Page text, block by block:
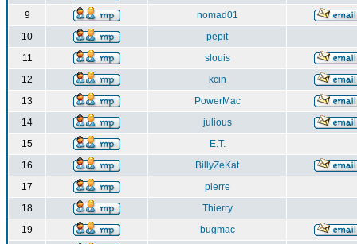
9
nomad01
10
pepit
11
slouis
12
kcin
13
PowerMac
14
julious
15
E.T.
16
BillyZeKat
17
pierre
18
Thierry
19
bugmac